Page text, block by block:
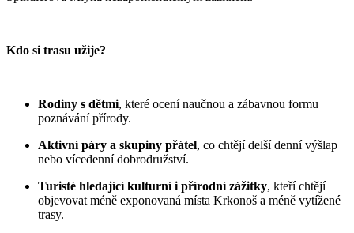
Kdo si trasu užije?
Rodiny s dětmi, které ocení naučnou a zábavnou formu
poznávání přírody.
Aktivní páry a skupiny přátel, co chtějí delší denní výšlap
nebo vícedenní dobrodružství.
Turisté hledající kulturní i přírodní zážitky, kteří chtějí
objevovat méně exponovaná místa Krkonoš a méně vytížené
trasy.